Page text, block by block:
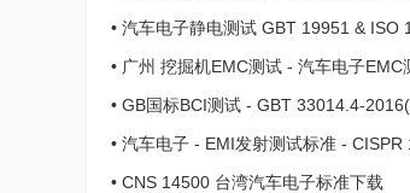
• 汽车电子静电测试 GBT 19951 & ISO
• 广州 挖掘机EMC测试 - 汽车电子EMC
• GB国标BCI测试 - GBT 33014.4-
• 汽车电子 - EMI发射测试标准 - CISPR
• CNS 14500 台湾汽车电子标准下载